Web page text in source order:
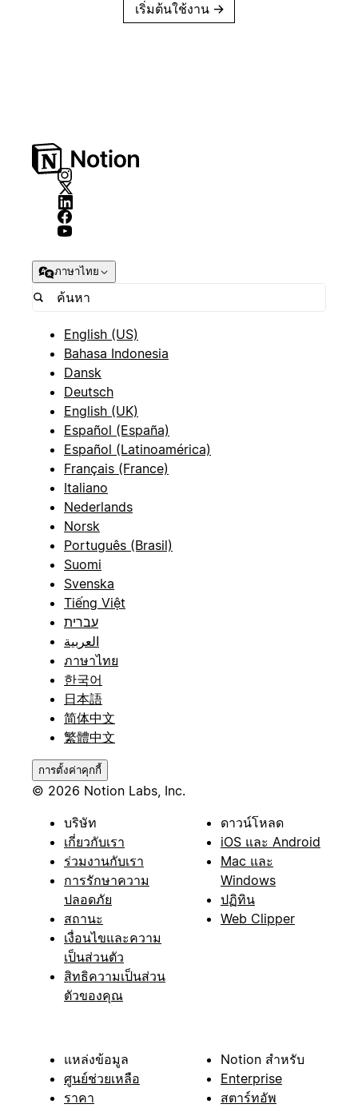
เริ่มต้นใช้งาน →
ภาษาไทย
English (US)
Bahasa Indonesia
Dansk
Deutsch
English (UK)
Español (España)
Español (Latinoamérica)
Français (France)
Italiano
Nederlands
Norsk
Português (Brasil)
Suomi
Svenska
Tiếng Việt
עברית
العربية
ภาษาไทย
한국어
日本語
简体中文
繁體中文
การตั้งค่าคุกกี้
© 2026 Notion Labs, Inc.
บริษัท
เกี่ยวกับเรา
ร่วมงานกับเรา
การรักษาความ
ปลอดภัย
สถานะ
เงื่อนไขและความ
เป็นส่วนตัว
สิทธิความเป็นส่วน
ตัวของคุณ
ดาวน์โหลด
iOS และ Android
Mac และ
Windows
ปฏิทิน
Web Clipper
แหล่งข้อมูล
ศูนย์ช่วยเหลือ
ราคา
Notion สำหรับ
Enterprise
สตาร์ทอัพ